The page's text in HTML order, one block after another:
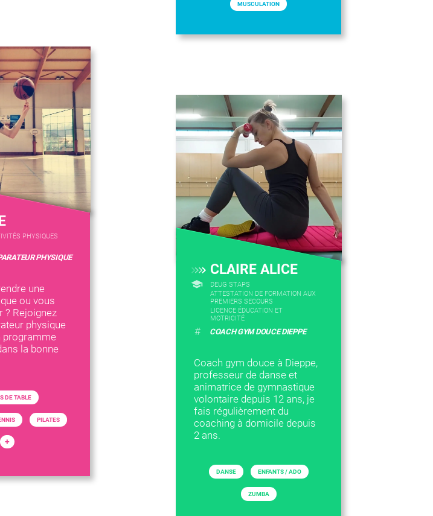
MUSCULATION
PHYSIQUES
PHYSIQUE
une
ou vous
? Rejoignez
physique
programme
la bonne
DE TABLE
PILATES
+
CLAIRE ALICE
DEUG STAPS
ATTESTATION DE FORMATION AUX
PREMIERS SECOURS
LICENCE ÉDUCATION ET
MOTRICITÉ
# COACH GYM DOUCE DIEPPE
Coach gym douce à Dieppe,
professeur de danse et
animatrice de gymnastique
volontaire depuis 12 ans, je
fais régulièrement du
coaching à domicile depuis
2 ans.
DANSE ENFANTS / ADO
ZUMBA